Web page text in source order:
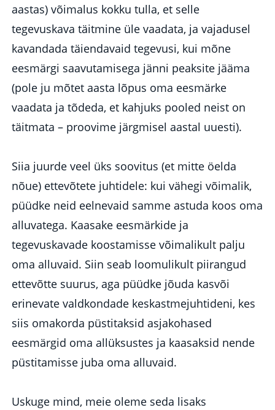
aastas) võimalus kokku tulla, et selle
tegevuskava täitmine üle vaadata, ja vajadusel
kavandada täiendavaid tegevusi, kui mõne
eesmärgi saavutamisega jänni peaksite jääma
(pole ju mõtet aasta lõpus oma eesmärke
vaadata ja tõdeda, et kahjuks pooled neist on
täitmata – proovime järgmisel aastal uuesti).
Siia juurde veel üks soovitus (et mitte öelda
nõue) ettevõtete juhtidele: kui vähegi võimalik,
püüdke neid eelnevaid samme astuda koos oma
alluvatega. Kaasake eesmärkide ja
tegevuskavade koostamisse võimalikult palju
oma alluvaid. Siin seab loomulikult piirangud
ettevõtte suurus, aga püüdke jõuda kasvõi
erinevate valdkondade keskastmejuhtideni, kes
siis omakorda püstitaksid asjakohased
eesmärgid oma allüksustes ja kaasaksid nende
püstitamisse juba oma alluvaid.
Uskuge mind, meie oleme seda lisaks